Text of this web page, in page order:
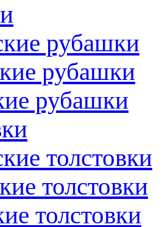
рубашки
рубашки
рубашки
толстовки
толстовки
толстовки